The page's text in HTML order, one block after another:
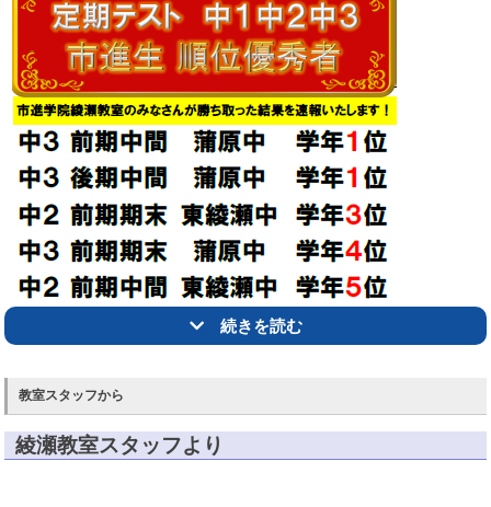
形のなりたちを直感的に学べるため、お子さまに興味と集中力を途切
らせることなく取り組んでいただけるものとなっております。
また、学年、年齢に関係なく、一人ひとりの理解度に合わせ、確認し
ながら段階的に実力を養っていく事が可能な方式を採用しており、挑
戦し努力する事で実力が身につくという姿勢が育ちます。
基礎から中学受験に対応する応用力まで・・・
てください！
図形がわかれば「算数」は楽しい！
中でも「図形分野
を占めています。「図形」の苦手が「算数嫌い」につながっている
のです。
続きを読む
教室スタッフから
綾瀬教室スタッフより